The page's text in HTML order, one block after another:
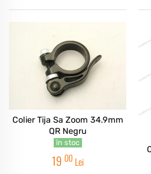
Colier Tija Sa Zoom 34.9mm
QR Negru
în stoc
19 00 Lei